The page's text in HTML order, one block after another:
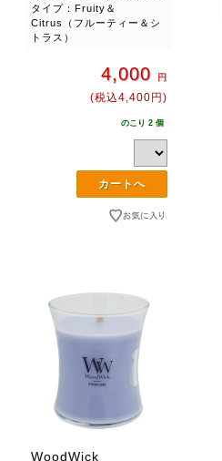
タイプ：Fruity＆
Citrus（フルーティー＆シ
トラス）
4,000 円
(税込4,400円)
のこり 2 個
WoodWick